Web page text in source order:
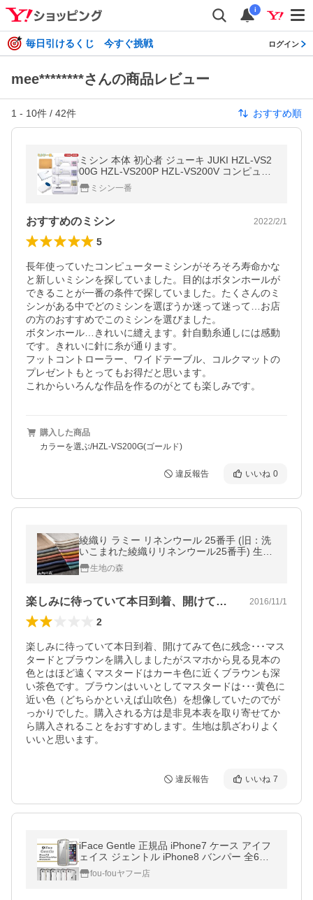
i
毎日引けるくじ 今すぐ挑戦 ログイン
mee********さんの商品レビュー
1 - 10件 / 42件 おすすめ順
ミシン 本体 初心者 ジューキ JUKI HZL-VS2
00G HZL-VS200P HZL-VS200V コンピュー
タミシン
ミシン一番
おすすめのミシン 2022/2/1
5
長年使っていたコンピューターミシンがそろそろ寿命かな
と新しいミシンを探していました。目的はボタンホールが
できることが一番の条件で探していました。たくさんのミ
シンがある中でどのミシンを選ぼうか迷って迷って…お店
の方のおすすめでこのミシンを選びました。
ボタンホール…きれいに縫えます。針自動糸通しには感動
です。きれいに針に糸が通ります。
フットコントローラー、ワイドテーブル、コルクマットの
プレゼントもとってもお得だと思います。
これからいろんな作品を作るのがとても楽しみです。
購入した商品
カラーを選ぶ/HZL-VS200G(ゴールド)
違反報告 いいね 0
綾織り ラミー リネンウール 25番手 (旧：洗
いこまれた綾織りリネンウール25番手) 生地
の森生地の森
楽しみに待っていて本日到着、開けてみて… 2016/11/1
2
楽しみに待っていて本日到着、開けてみて色に残念･･･マス
タードとブラウンを購入しましたがスマホから見る見本の
色とはほど遠くマスタードはカーキ色に近くブラウンも深
い茶色です。ブラウンはいいとしてマスタードは･･･黄色に
近い色（どちらかといえば山吹色）を想像していたのでが
っかりでした。購入される方は是非見本表を取り寄せてか
ら購入されることをおすすめします。生地は肌ざわりよく
いいと思います。
違反報告 いいね 7
iFace Gentle 正規品 iPhone7 ケース アイフ
ェイス ジェントル iPhone8 バンパー 全6色
送料無料 iPhone7Plus iPhone8Plus iPhone6
S 耐衝撃 並行輸入品 クリア
fou-fouヤフー店